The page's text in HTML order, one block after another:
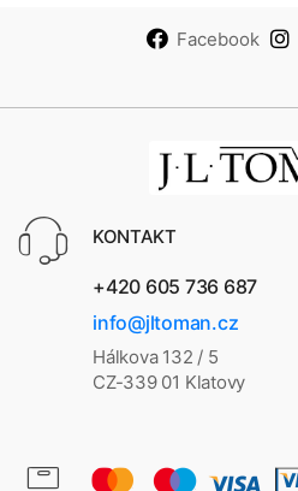
Facebook
KONTAKT
+420 605 736 687
info@jltoman.cz
Hálkova 132 / 5
CZ-339 01 Klatovy